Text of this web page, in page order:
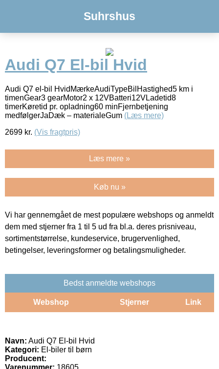
Suhrshus
Audi Q7 El-bil Hvid
Audi Q7 el-bil HvidMærkeAudiTypeBilHastighed5 km i
timenGear3 gearMotor2 x 12VBatteri12VLadetid8
timerKøretid pr. opladning60 minFjernbetjening
medfølgerJaDæk – materialeGum (Læs mere)
2699 kr. (Vis fragtpris)
Læs mere »
Køb nu »
Vi har gennemgået de mest populære webshops og anmeldt
dem med stjerner fra 1 til 5 ud fra bl.a. deres prisniveau,
sortimentstørrelse, kundeservice, brugervenlighed,
betingelser, leveringsformer og betalingsmuligheder.
Bedst anmeldte webshops
Webshop Stjerner Link
Navn: Audi Q7 El-bil Hvid
Kategori: El-biler til børn
Producent:
Varenummer: 18605